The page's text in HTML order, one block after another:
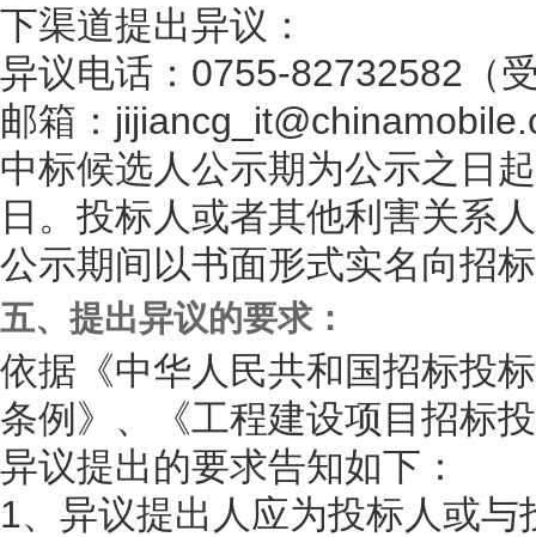
下渠道提出异议：
异议电话：0755-82732582（
邮箱：
中标候选人公示期为公示之日
日。投标人或者其他利害关系
公示期间以书面形式实名向招
五、提出异议的要求：
依据《中华人民共和国招标投
条例》、《工程建设项目招标
异议提出的要求告知如下：
1、异议提出人应为投标人或